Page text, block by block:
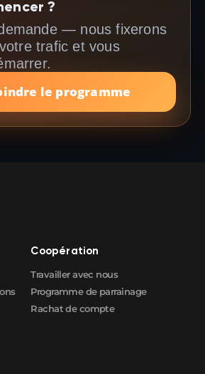
?
— nous fixerons
trafic et vous
le programme
Coopération
Travailler avec nous
Programme de parrainage
Rachat de compte